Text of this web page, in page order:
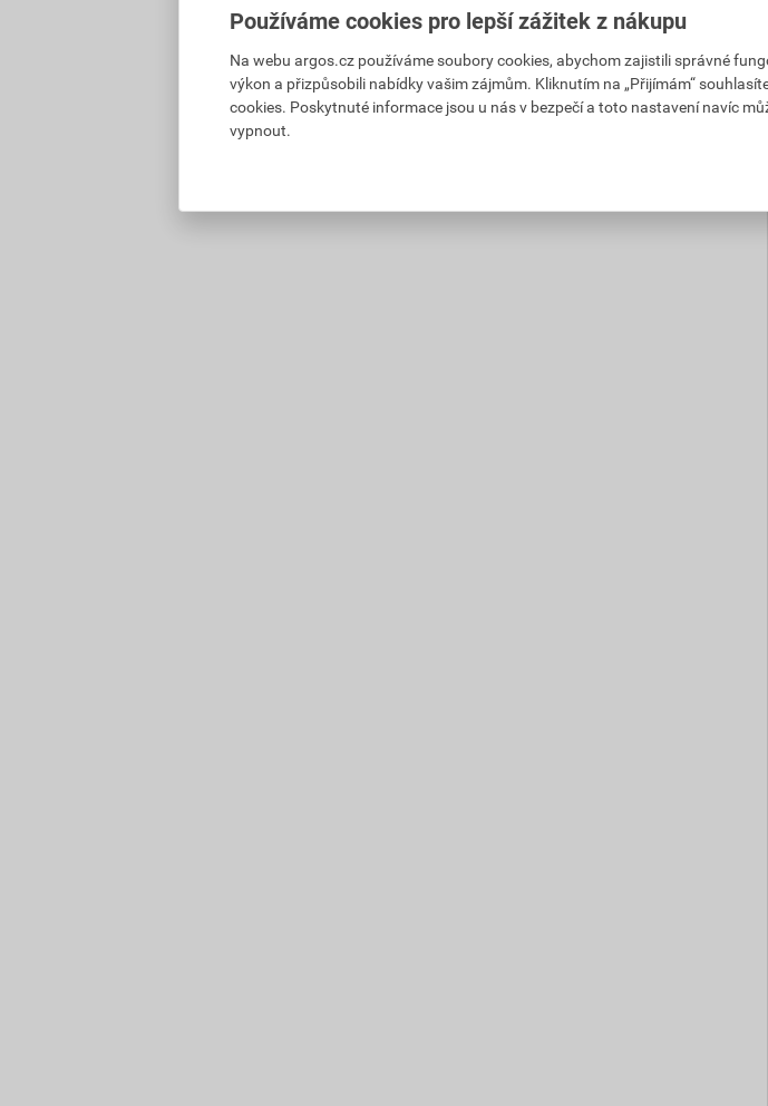
Používáme cookies pro lepší zážitek z nákupu
Na webu argos.cz používáme soubory cookies, abychom zajistili správné
výkon a přizpůsobili nabídky vašim zájmům. Kliknutím na „Přijímám“
cookies. Poskytnuté informace jsou u nás v bezpečí a toto nastavení navíc
vypnout.